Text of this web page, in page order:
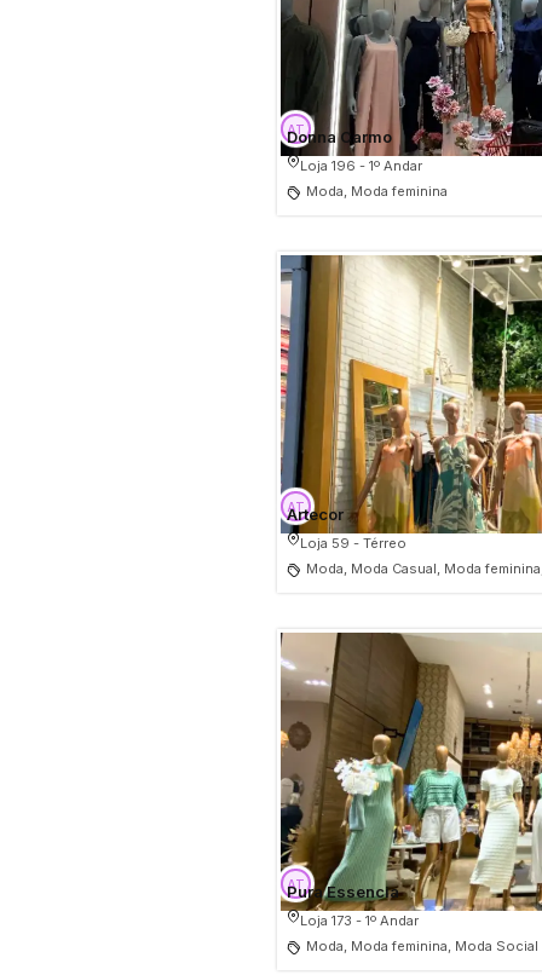
Donna Carmo
Loja 196 - 1º Andar
Moda, Moda feminina
Artecor
Loja 59 - Térreo
Moda, Moda Casual, Moda
Pura Essencia
Loja 173 - 1º Andar
Moda, Moda feminina, Moda Social